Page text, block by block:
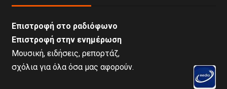
Επιστροφή στο ραδιόφωνο
Επιστροφή στην ενημέρωση
Μουσική, ειδήσεις, ρεπορτάζ,
σχόλια για όλα όσα μας αφορούν.